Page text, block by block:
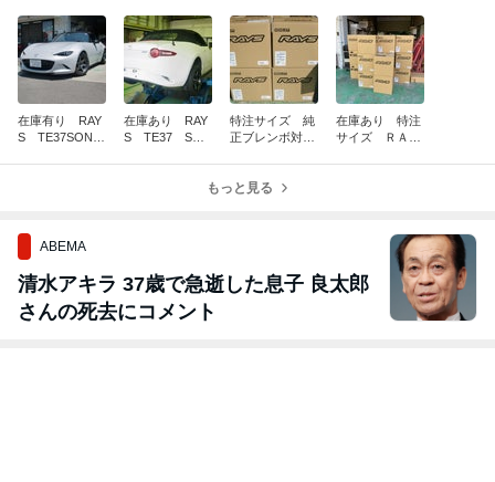
在庫有り RAY
S TE37SONIC
在庫あり RAY
S TE37 SON
特注サイズ 純
正ブレンボ対
E40１６インチ
在庫あり 特注
サイズ ＲＡＹ
もっと見る
ABEMA
清水アキラ 37歳で急逝した息子 良太郎
さんの死去にコメント